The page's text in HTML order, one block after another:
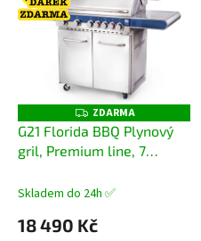
p
Z
D
A
R
ZDARMA
G21 Florida BBQ Plynový
gril, Premium line, 7
ventil+ dárek dle volby
Skladem do 24h ✅
18 490 Kč